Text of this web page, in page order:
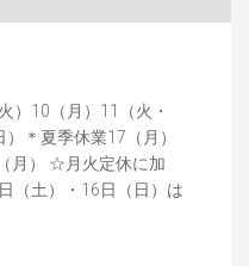
）10（月）11（火・
＊夏季休業17（月）
月） ☆月火定休に加
（土）・16日（日）は